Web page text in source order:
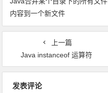
内容到一个新文件
上一篇
Java instanceof 运算符
发表评论